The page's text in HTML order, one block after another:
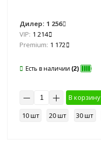
Дилер: 1 256
VIP: 1 214
Premium: 1 172
Есть в наличии (2)
В корзину
10 шт
20 шт 30 шт